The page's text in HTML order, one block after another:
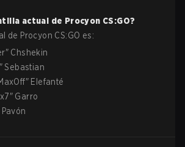
actual de Procyon CS:GO?
de Procyon CS:GO es:
" Chshekin
"Sebastian
" Elefanté
" Garro
Pavón